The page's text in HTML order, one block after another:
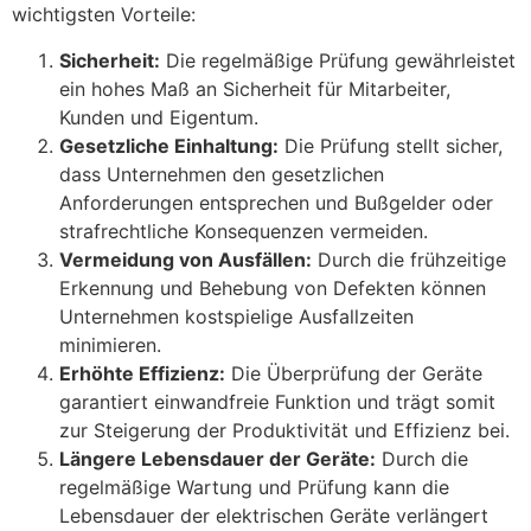
wichtigsten Vorteile:
Sicherheit: Die regelmäßige Prüfung gewährleistet
ein hohes Maß an Sicherheit für Mitarbeiter,
Kunden und Eigentum.
Gesetzliche Einhaltung: Die Prüfung stellt sicher,
dass Unternehmen den gesetzlichen
Anforderungen entsprechen und Bußgelder oder
strafrechtliche Konsequenzen vermeiden.
Vermeidung von Ausfällen: Durch die frühzeitige
Erkennung und Behebung von Defekten können
Unternehmen kostspielige Ausfallzeiten
minimieren.
Erhöhte Effizienz: Die Überprüfung der Geräte
garantiert einwandfreie Funktion und trägt somit
zur Steigerung der Produktivität und Effizienz bei.
Längere Lebensdauer der Geräte: Durch die
regelmäßige Wartung und Prüfung kann die
Lebensdauer der elektrischen Geräte verlängert